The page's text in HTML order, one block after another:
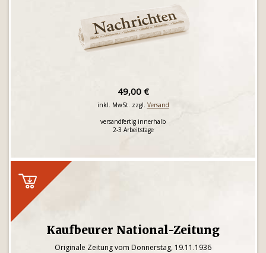
49,00 €
inkl. MwSt. zzgl. Versand
versandfertig innerhalb
2-3 Arbeitstage
Kaufbeurer National-Zeitung
Originale Zeitung vom Donnerstag, 19.11.1936